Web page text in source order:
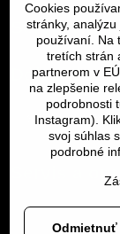
Servis
Dôležité
SERVIS
Servis a
Cookies
stránky,
používaní. Na
tretích strán
partnerom v
na zlepšenie
podrobnosti
Instagram).
svoj súhlas
podrobné
Odmietnuť